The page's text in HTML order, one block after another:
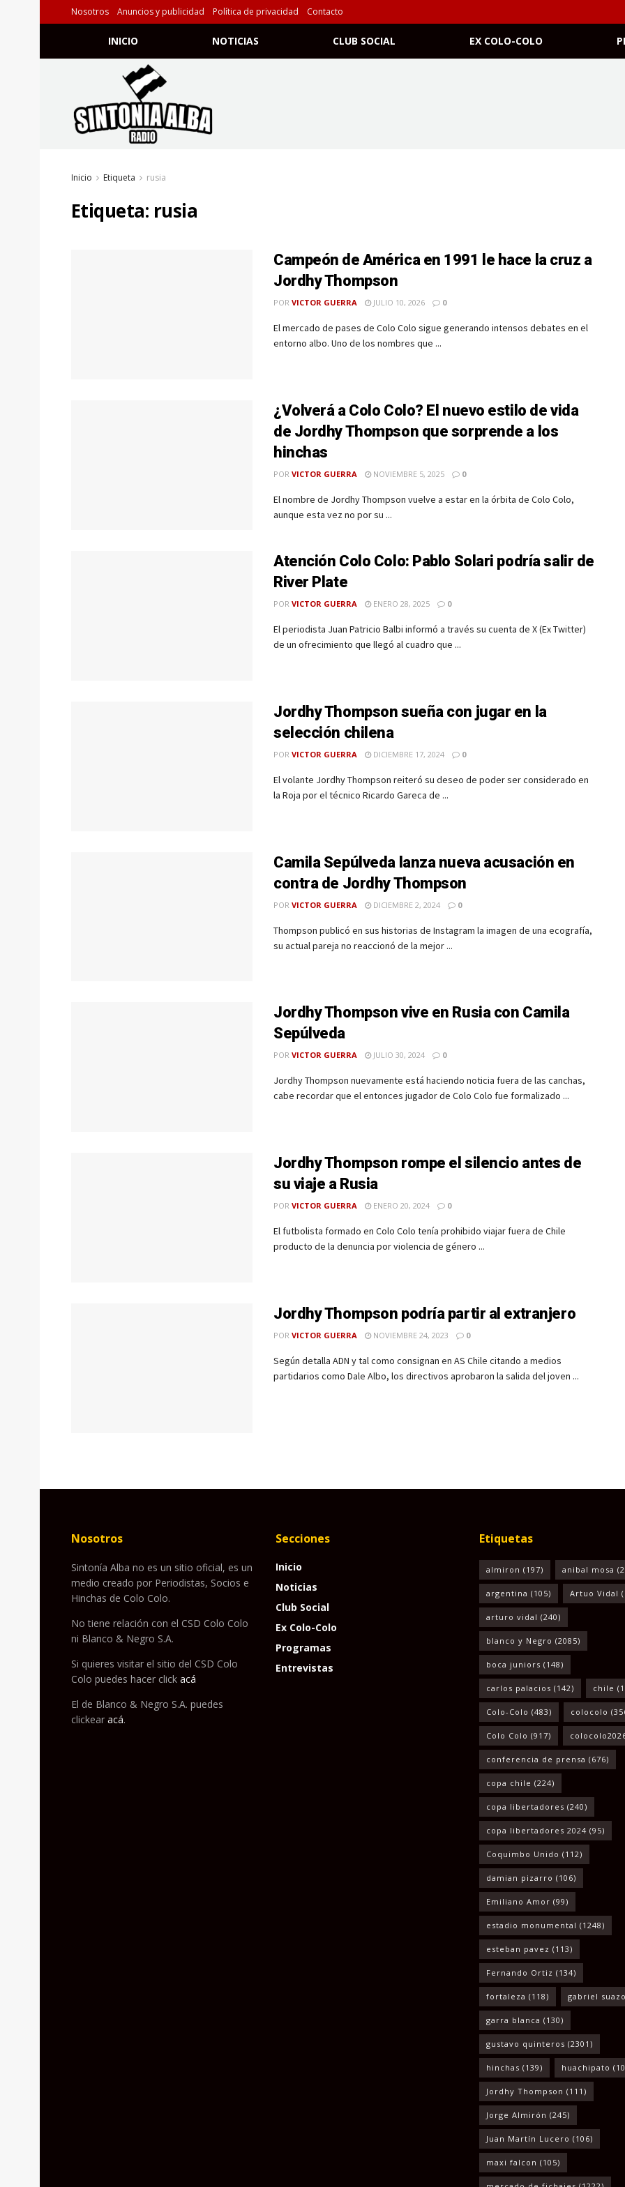
Nosotros Anuncios y publicidad Política de privacidad Contacto
INICIO NOTICIAS CLUB SOCIAL EX COLO-COLO
Inicio Etiqueta rusia
Etiqueta: rusia
Campeón de América en 1991 le hace la cruz a
Jordhy Thompson
POR VICTOR GUERRA JULIO 10, 2026 0
El mercado de pases de Colo Colo sigue generando intensos debates en el
entorno albo. Uno de los nombres que ...
¿Volverá a Colo Colo? El nuevo estilo de vida
de Jordhy Thompson que sorprende a los
hinchas
POR VICTOR GUERRA NOVIEMBRE 5, 2025 0
El nombre de Jordhy Thompson vuelve a estar en la órbita de Colo Colo,
aunque esta vez no por su ...
Atención Colo Colo: Pablo Solari podría salir de
River Plate
POR VICTOR GUERRA ENERO 28, 2025 0
El periodista Juan Patricio Balbi informó a través su cuenta de X (Ex Twitter)
de un ofrecimiento que llegó al cuadro que ...
Jordhy Thompson sueña con jugar en la
selección chilena
POR VICTOR GUERRA DICIEMBRE 17, 2024 0
El volante Jordhy Thompson reiteró su deseo de poder ser considerado en
la Roja por el técnico Ricardo Gareca de ...
Camila Sepúlveda lanza nueva acusación en
contra de Jordhy Thompson
POR VICTOR GUERRA DICIEMBRE 2, 2024 0
Thompson publicó en sus historias de Instagram la imagen de una ecografía,
su actual pareja no reaccionó de la mejor ...
Jordhy Thompson vive en Rusia con Camila
Sepúlveda
POR VICTOR GUERRA JULIO 30, 2024 0
Jordhy Thompson nuevamente está haciendo noticia fuera de las canchas,
cabe recordar que el entonces jugador de Colo Colo fue formalizado ...
Jordhy Thompson rompe el silencio antes de
su viaje a Rusia
POR VICTOR GUERRA ENERO 20, 2024 0
El futbolista formado en Colo Colo tenía prohibido viajar fuera de Chile
producto de la denuncia por violencia de género ...
Jordhy Thompson podría partir al extranjero
POR VICTOR GUERRA NOVIEMBRE 24, 2023 0
Según detalla ADN y tal como consignan en AS Chile citando a medios
partidarios como Dale Albo, los directivos aprobaron la salida del joven ...
Nosotros
Sintonía Alba no es un sitio oficial, es un
medio creado por Periodistas, Socios e
Hinchas de Colo Colo.
No tiene relación con el CSD Colo Colo
ni Blanco & Negro S.A.
Si quieres visitar el sitio del CSD Colo
Colo puedes hacer click acá
El de Blanco & Negro S.A. puedes
clickear acá.
Secciones
Inicio
Noticias
Club Social
Ex Colo-Colo
Programas
Entrevistas
Etiquetas
almiron (197) anibal mosa
argentina (105) Artuo Vidal
arturo vidal (240)
blanco y Negro (2085)
boca juniors (148)
carlos palacios (142) chile
Colo-Colo (483) colocolo
Colo Colo (917)
conferencia de prensa (676)
copa chile (224)
copa libertadores (240)
copa libertadores 2024 (95)
Coquimbo Unido (112)
damian pizarro (106)
Emiliano Amor (99)
estadio monumental (1248)
esteban pavez (113)
Fernando Ortiz (134)
fortaleza (118) gabriel suazo
garra blanca (130)
gustavo quinteros (2301)
hinchas (139) huachipato
Jordhy Thompson (111)
Jorge Almirón (245)
Juan Martín Lucero (106)
maxi falcon (105)